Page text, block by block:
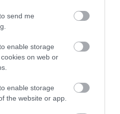
send me
enable storage
on web or
enable storage
the website or app.
JÖHET AZ ALSÓ ...
08|Mindenki ügye
A TISZA
08|Mindenki ügye